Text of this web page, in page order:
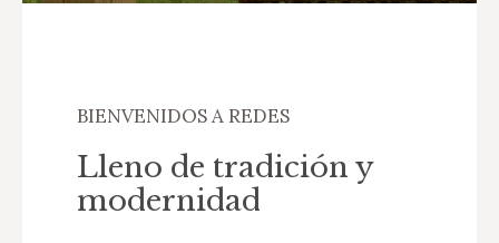
BIENVENIDOS A REDES
Lleno de tradición y
modernidad